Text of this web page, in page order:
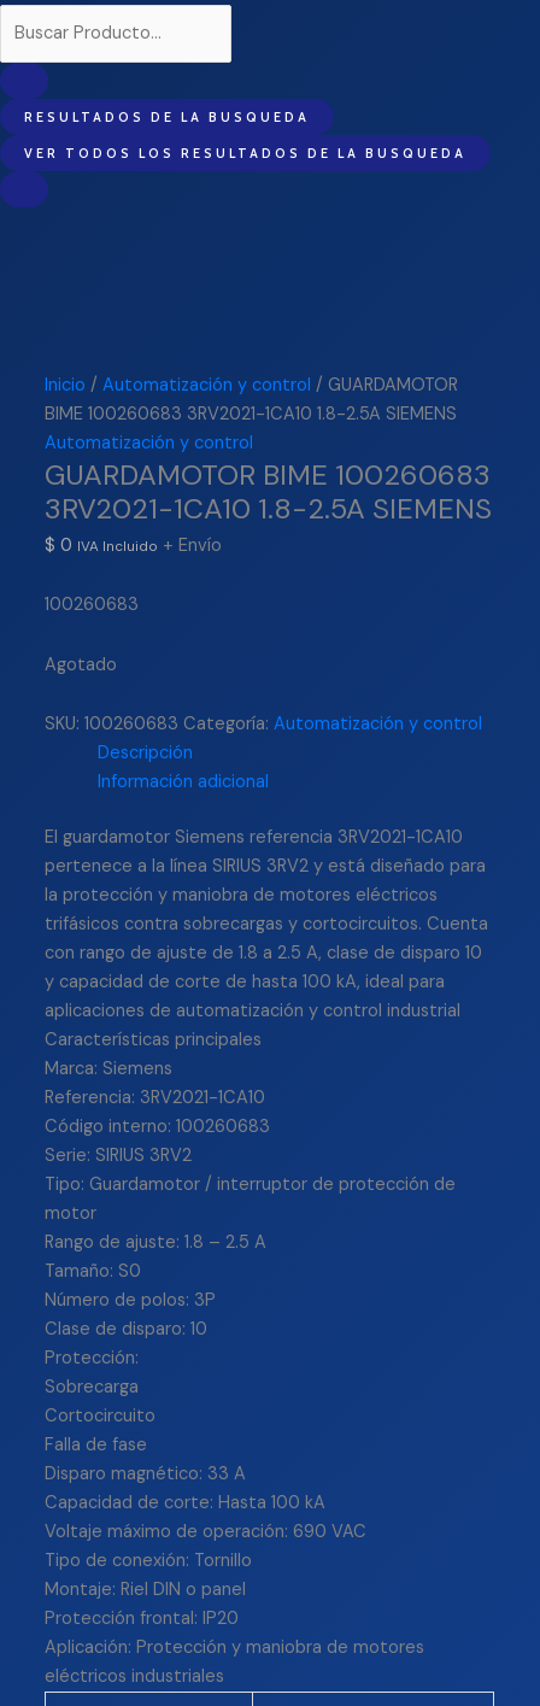
RESULTADOS DE LA BUSQUEDA
VER TODOS LOS RESULTADOS DE LA BUSQUEDA
Inicio /Automatización y control / GUARDAMOTOR
BIME 100260683 3RV2021-1CA10 1.8-2.5A SIEMENS
Automatización y control
GUARDAMOTOR BIME 100260683
3RV2021-1CA10 1.8-2.5A SIEMENS
$ 0 IVA Incluido + Envío
100260683
Agotado
SKU:100260683 Categoría:Automatización y control
Descripción
Información adicional
El guardamotor Siemens referencia 3RV2021-1CA10
pertenece a la línea SIRIUS 3RV2 y está diseñado para
la protección y maniobra de motores eléctricos
trifásicos contra sobrecargas y cortocircuitos. Cuenta
con rango de ajuste de 1.8 a 2.5 A, clase de disparo 10
y capacidad de corte de hasta 100 kA, ideal para
aplicaciones de automatización y control industrial
Características principales
Marca: Siemens
Referencia: 3RV2021-1CA10
Código interno: 100260683
Serie: SIRIUS 3RV2
Tipo: Guardamotor / interruptor de protección de
motor
Rango de ajuste: 1.8 – 2.5 A
Tamaño: S0
Número de polos: 3P
Clase de disparo: 10
Protección:
Sobrecarga
Cortocircuito
Falla de fase
Disparo magnético: 33 A
Capacidad de corte: Hasta 100 kA
Voltaje máximo de operación: 690 VAC
Tipo de conexión: Tornillo
Montaje: Riel DIN o panel
Protección frontal: IP20
Aplicación: Protección y maniobra de motores
eléctricos industriales